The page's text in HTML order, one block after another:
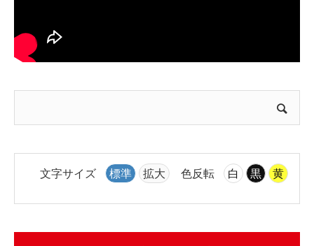
文字サイズ 標準 拡大 色反転 白 黒 黄